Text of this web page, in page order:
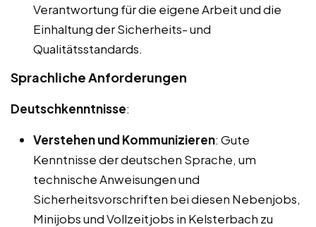
Verantwortung für die eigene Arbeit und die
Einhaltung der Sicherheits- und
Qualitätsstandards.
Sprachliche Anforderungen
Deutschkenntnisse:
Verstehen und Kommunizieren: Gute
Kenntnisse der deutschen Sprache, um
technische Anweisungen und
Sicherheitsvorschriften bei diesen Nebenjobs,
Minijobs und Vollzeitjobs in Kelsterbach zu